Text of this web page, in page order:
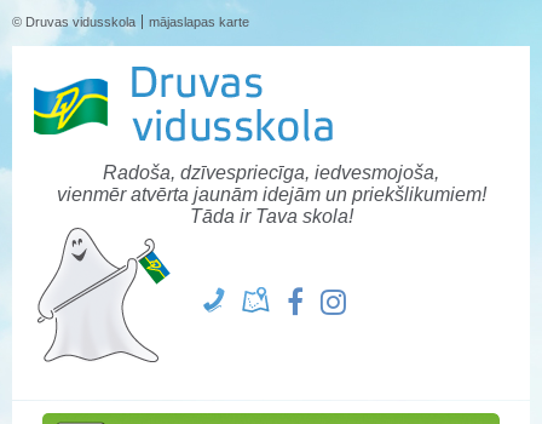
© Druvas vidusskola mājaslapas karte
Radoša, dzīvespriecīga, iedvesmojoša,
vienmēr atvērta jaunām idejām un priekšlikumiem!
Tāda ir Tava skola!